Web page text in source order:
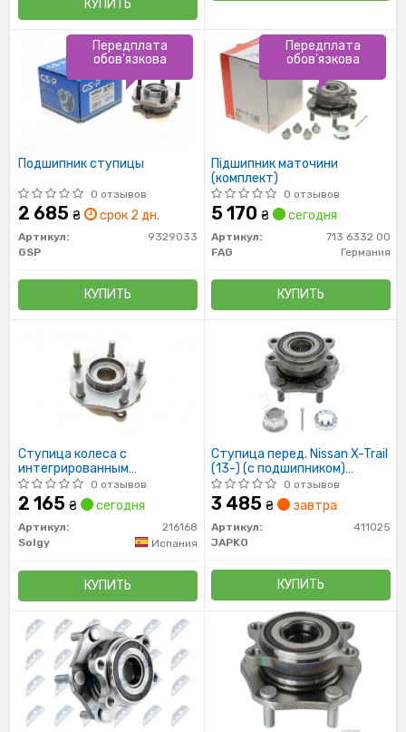
КУПИТЬ
Подшипник ступицы
0 отзывов
2 685 ₴ срок 2 дн.
Артикул:
9329033
GSP
КУПИТЬ
Передплата
обов'язкова
Підшипник маточини
(комплект)
0 отзывов
5 170 ₴ сегодня
Артикул:
713 6332 00
FAG
Германия
КУПИТЬ
Передплата
обов'язкова
Ступица колеса с
интегрированным
подшипником0 отзывов
2 165 ₴ сегодня
Артикул:
216168
Solgy
Испания
КУПИТЬ
Ступица перед. Nissan X-Trail
(13-) (с подшипником)
(411025) JAPKO0 отзывов
3 485 ₴ завтра
Артикул:
411025
JAPKO
КУПИТЬ